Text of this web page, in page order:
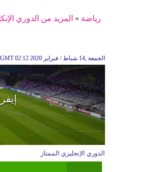
رياضة » المزيد من الدوري
GMT 02:12 2020 الجمعة ,14 شباط / فبراير
الدوري الإنجليزي الممتاز